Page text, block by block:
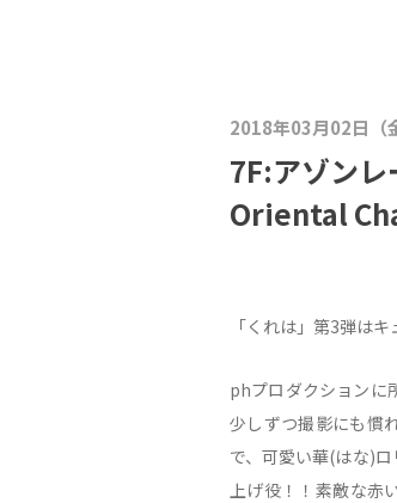
2018年03月02日（
7F:アゾン
Oriental
「くれは」第3弾は
phプロダクションに
少しずつ撮影にも慣
で、可愛い華(はな)
上げ役！！素敵な赤